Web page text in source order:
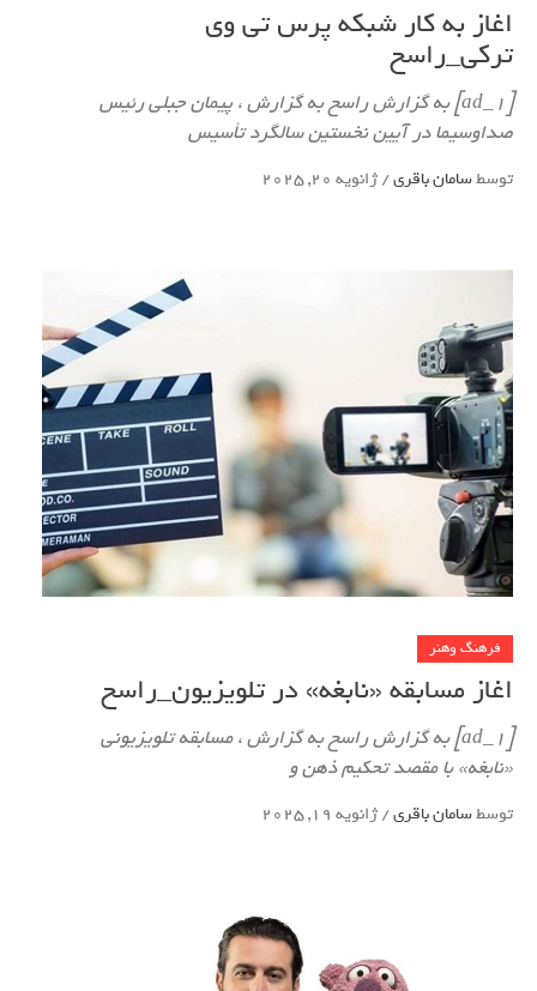
اغاز به کار شبکه پرس تی وی
ترکی_راسخ
[ad_1] به گزارش راسخ به گزارش ، پیمان جبلی رئیس
صداوسیما در آیین نخستین سالگرد تأسیس
توسطسامان باقری/ژانویه 20, 2025
فرهنگ وهنر
اغاز مسابقه «نابغه» در تلویزیون_راسخ
[ad_1] به گزارش راسخ به گزارش ، مسابقه تلویزیونی
«نابغه» با مقصد تحکیم ذهن و
توسطسامان باقری/ژانویه 19, 2025